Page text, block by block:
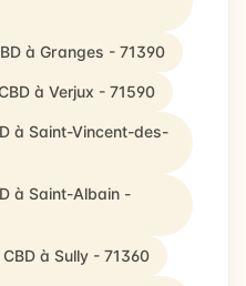
à Granges - 71390
à Verjux - 71590
à Saint-Vincent-des-
à Saint-Albain -
à Sully - 71360